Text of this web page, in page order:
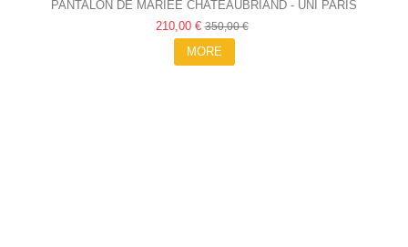
PANTALON DE MARIÉE CHATEAUBRIAND - UNI PARIS
210,00 €350,00 €
MORE